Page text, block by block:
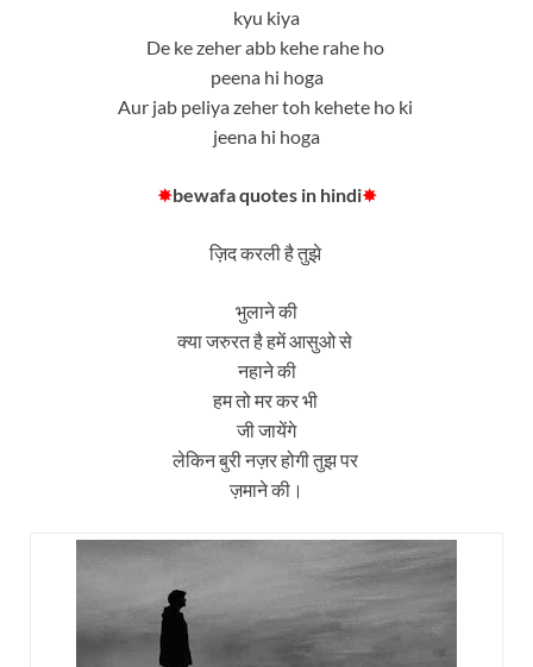
kyu kiya
De ke zeher abb kehe rahe ho
peena hi hoga
Aur jab peliya zeher toh kehete ho ki
jeena hi hoga
✸bewafa quotes in hindi✸
ज़िद करली है तुझे
भुलाने की
क्या जरुरत है हमें आसुओ से
नहाने की
हम तो मर कर भी
जी जायेंगे
लेकिन बुरी नज़र होगी तुझ पर
ज़माने की।